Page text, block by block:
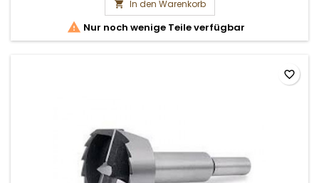
 In den Warenkorb
 Nur noch wenige Teile verfügbar
favorite_border